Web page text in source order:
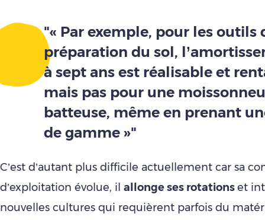
"« Par exemple, pour les outils
préparation du sol,
à sept ans est réalisable et
mais pas pour une
batteuse, même en prenant
de gamme »"
C’est d’autant plus difficile actuellement car sa
d’exploitation évolue, il allonge ses rotationset
nouvelles cultures qui requièrent parfois du